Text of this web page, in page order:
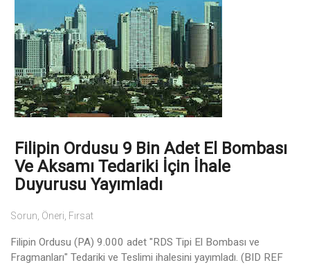
Filipin Ordusu 9 Bin Adet El Bombası
Ve Aksamı Tedariki İçin İhale
Duyurusu Yayımladı
Sorun, Öneri, Fırsat
Filipin Ordusu (PA) 9.000 adet "RDS Tipi El Bombası ve
Fragmanları" Tedariki ve Teslimi ihalesini yayımladı. (BID REF